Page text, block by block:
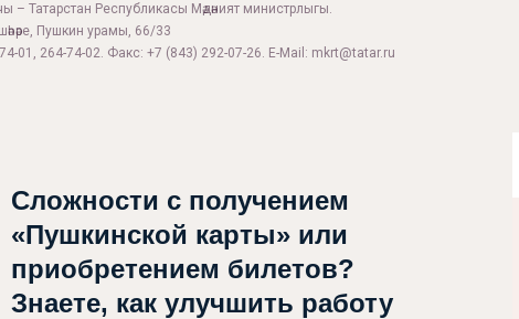
– Татарстан Республикасы Мәдәният министрлыгы.
Пушкин урамы, 66/33
01, 264-74-02. Факс: +7 (843) 292-07-26. E-Mail: mkrt@tatar.ru
Сложности с получением
«Пушкинской карты» или
приобретением билетов?
Знаете, как улучшить работу